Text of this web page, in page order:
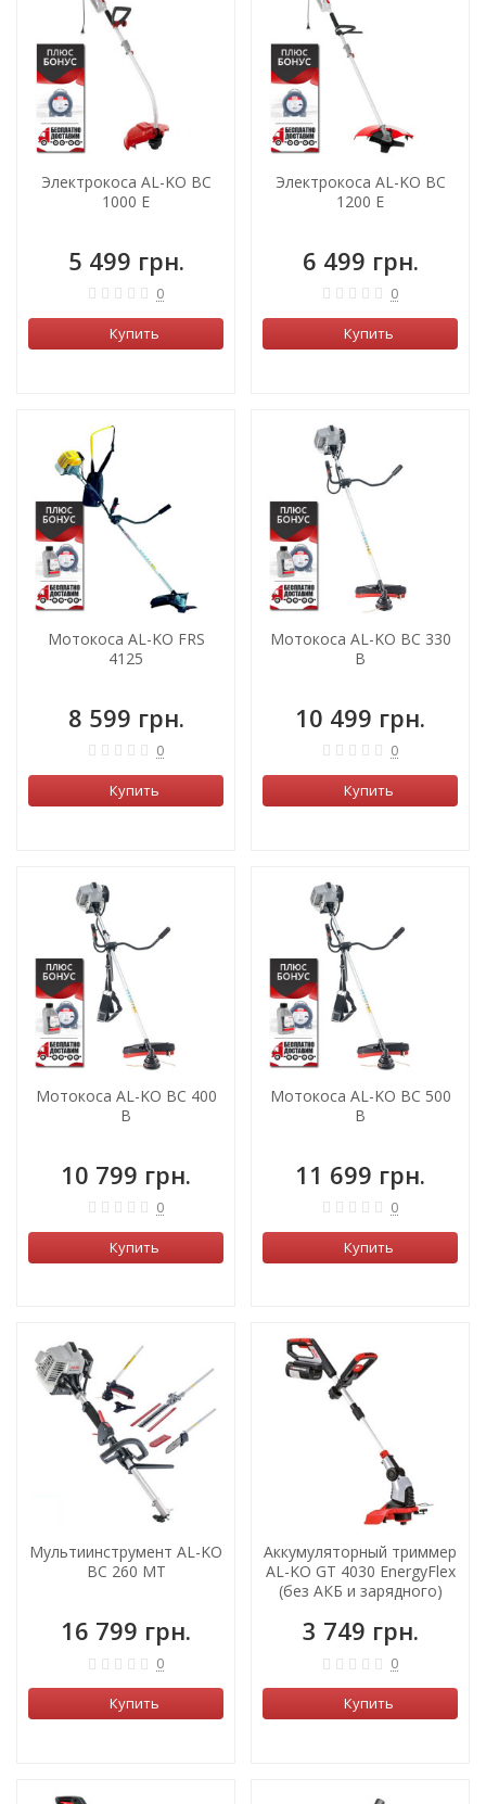
Электрокоса AL-KO BC
1000 E
5 499 грн.
0
Купить
Электрокоса AL-KO BC
1200 E
6 499 грн.
0
Купить
Мотокоса AL-KO FRS
4125
8 599 грн.
0
Купить
Мотокоса AL-KO BC 330
B
10 499 грн.
0
Купить
Мотокоса AL-KO BC 400
B
10 799 грн.
0
Купить
Мотокоса AL-KO BC 500
B
11 699 грн.
0
Купить
Мультиинструмент AL-KO
BC 260 МТ
16 799 грн.
0
Купить
Аккумуляторный триммер
AL-KO GT 4030 EnergyFlex
(без АКБ и зарядного)
3 749 грн.
0
Купить